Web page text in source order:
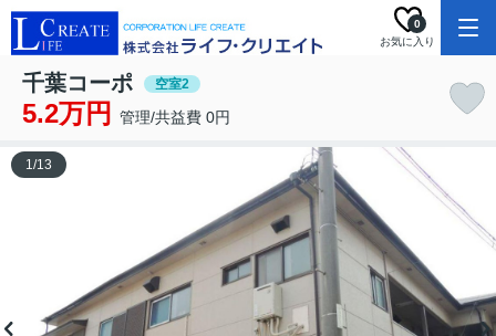
お気に入り
0
千葉コーポ 空室2
5.2万円 管理/共益費 0円
1/13